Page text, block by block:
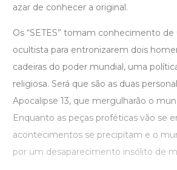
azar de conhecer a original.
Os “SETES” tomam conhecimento
ocultista para entronizarem dois
cadeiras do poder mundial, uma
religiosa. Será que são as duas
Apocalipse 13, que mergulharão o
Enquanto as peças proféticas vão se
acontecimentos se precipitam e o
por um desaparecimento insólito de